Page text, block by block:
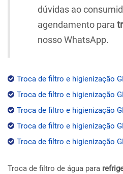
dúvidas ao
agendamento para
nosso WhatsApp.
Troca de filtro e higienização
Troca de filtro e higienização
Troca de filtro e higienização
Troca de filtro e higienização
Troca de filtro e higienização
Troca de filtro de água para